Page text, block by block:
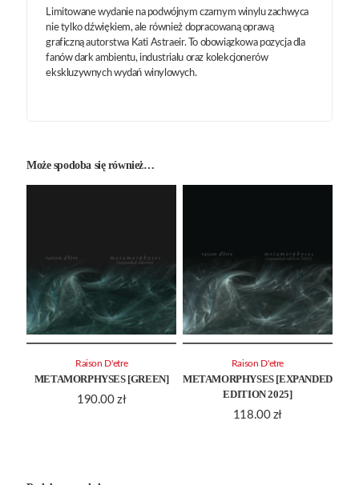
Limitowane wydanie na podwójnym czarnym winylu zachwyca
nie tylko dźwiękiem, ale również dopracowaną oprawą
graficzną autorstwa Kati Astraeir. To obowiązkowa pozycja dla
fanów dark ambientu, industrialu oraz kolekcjonerów
ekskluzywnych wydań winylowych.
Może spodoba się również…
METAMORPHYSES [GREEN]
190.00 zł
Raison D'etre
METAMORPHYSES [EXPANDED
EDITION 2025]
118.00 zł
Raison D'etre